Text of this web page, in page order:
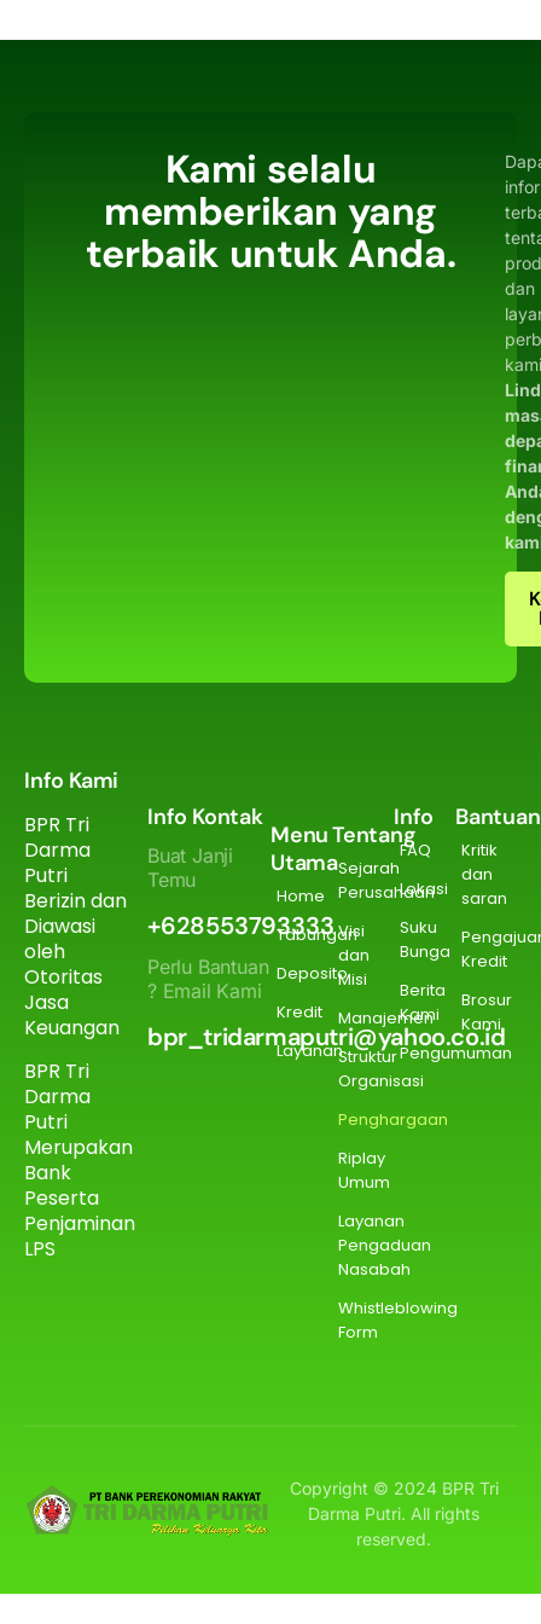
Kami selalu
memberikan yang
terbaik untuk Anda.
dan
Info Kami
BPR Tri
Darma
Putri
Berizin dan
Diawasi
oleh
Otoritas
Jasa
Keuangan
BPR Tri
Darma
Putri
Merupakan
Bank
Peserta
Penjaminan
LPS
Info Kontak
Buat Janji
Temu
+628553793333
Perlu Bantuan
? Email Kami
bpr_tridarmaputri@yahoo.co.id
Menu
Utama
Home
Tabungan
Deposito
Kredit
Layanan
Tentang
Sejarah
Perusahaan
Visi
dan
Misi
Manajemen
Struktur
Organisasi
Penghargaan
Riplay
Umum
Layanan
Pengaduan
Nasabah
Whistleblowing
Form
Info
FAQ
Lokasi
Suku
Bunga
Berita
Kami
Pengumuman
Bantuan
Kritik
dan
saran
Kredit
Brosur
Kami
Copyright © 2024 BPR Tri
Darma Putri. All rights
reserved.